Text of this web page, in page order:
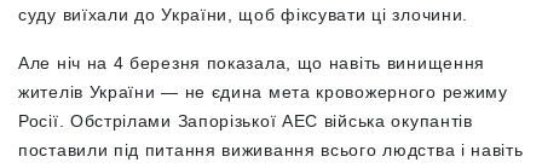
суду виїхали до України, щоб фіксувати ці злочини.
Але ніч на 4 березня показала, що навіть винищення
жителів України — не єдина мета кровожерного режиму
Росії. Обстрілами Запорізької АЕС війська окупантів
поставили під питання виживання всього людства і навіть